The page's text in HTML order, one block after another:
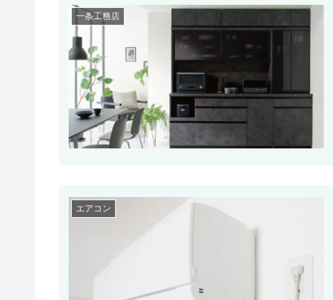
一条工務店
エアコン